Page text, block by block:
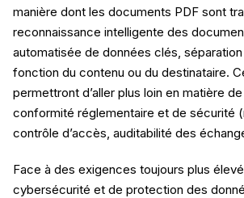
manière dont les documents PDF sont
reconnaissance intelligente des
automatisée de données clés,
fonction du contenu ou du destinataire.
permettront d’aller plus loin en matière
conformité réglementaire et de sécurité
contrôle d’accès, auditabilité des
Face à des exigences toujours plus
cybersécurité et de protection des